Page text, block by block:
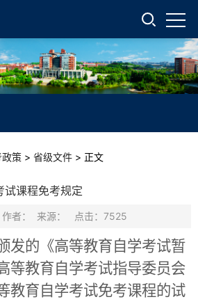
政策 > 省级文件 > 正文
试课程免考规定
者： 来源： 点击： 7525
发的《高等教育自学考试暂
等教育自学考试指导委员会
教育自学考试免考课程的试